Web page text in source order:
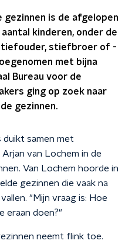
is de afgelopen
kinderen, onder de
stiefbroer of -
met bijna
Bureau voor de
ging op zoek naar
gezinnen.
duikt samen met
van Lochem in de
Van Lochem hoorde in
gezinnen die vaak na
"Mijn vraag is: Hoe
eraan doen?"
neemt flink toe.